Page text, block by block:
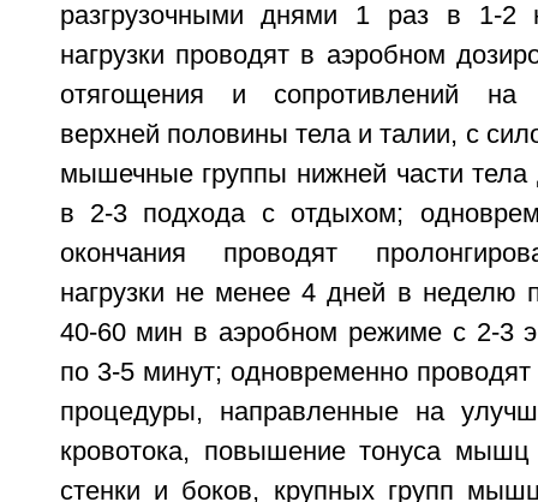
разгрузочными днями 1 раз в 1-2
нагрузки проводят в аэробном
отягощения и сопротивлений
верхней половины тела и талии, с
мышечные группы нижней части
в 2-3 подхода с отдыхом;
окончания проводят
нагрузки не менее 4 дней в неделю
40-60 мин в аэробном режиме с 2-3
по 3-5 минут; одновременно
процедуры, направленные на
кровотока, повышение тонуса
стенки и боков, крупных групп